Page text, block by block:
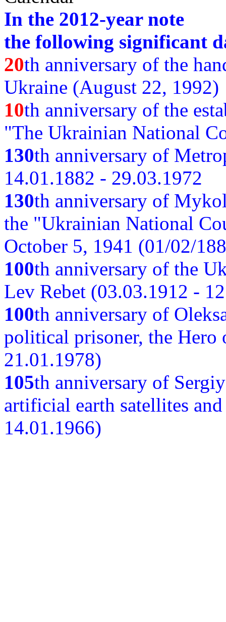
In the 2012-year note
the following significant
20th anniversary of the
Ukraine (August 22, 1992)
10th anniversary of the
"The Ukrainian National
130th anniversary of
14.01.1882 - 29.03.1972
130th anniversary of
the "Ukrainian National
October 5, 1941 (01/02/
100th anniversary of the
Lev Rebet (03.03.1912 -
100th anniversary of
political prisoner, the
21.01.1978)
105th anniversary of
artificial earth satellites
14.01.1966)